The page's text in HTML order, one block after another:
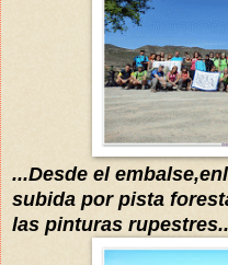
...Desde el
subida por pista
las pinturas